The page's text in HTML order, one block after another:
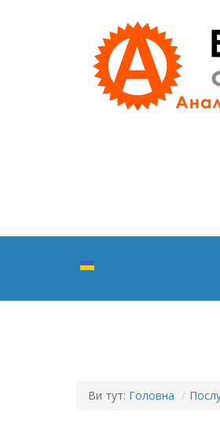
Ви тут: Головна /